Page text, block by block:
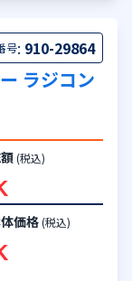
号: 910-29864
ラジコン
(税込)
価格 (税込)